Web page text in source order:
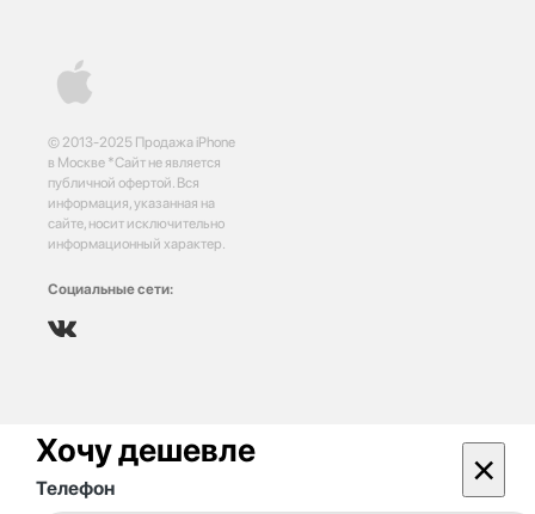
© 2013-2025 Продажа iPhone
в Москве *Сайт не является
публичной офертой. Вся
информация, указанная на
сайте, носит исключительно
информационный характер.
Социальные сети:
Хочу дешевле ×
Телефон